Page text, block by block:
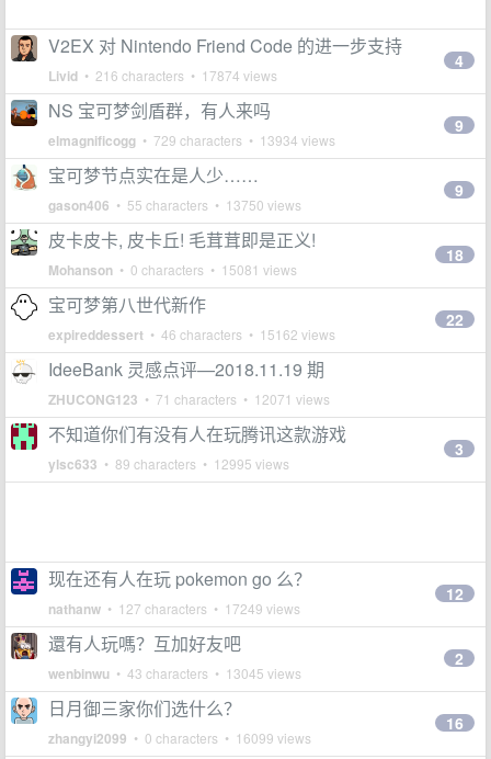
V2EX 对 Nintendo Friend Code 的进一步支持
Livid • 216 characters • 17874 views
4
NS 宝可梦剑盾群，有人来吗
elmagnificogg • 729 characters • 13934 views
9
宝可梦节点实在是人少……
gason406 • 55 characters • 13750 views
9
皮卡皮卡, 皮卡丘! 毛茸茸即是正义!
Mohanson • 0 characters • 15081 views
18
宝可梦第八世代新作
expireddessert • 46 characters • 15162 views
22
IdeeBank 灵感点评—2018.11.19 期
ZHUCONG123 • 71 characters • 12071 views
不知道你们有没有人在玩腾讯这款游戏
ylsc633 • 89 characters • 12995 views
3
现在还有人在玩 pokemon go 么？
nathanw • 127 characters • 17249 views
12
還有人玩嗎？互加好友吧
wenbinwu • 43 characters • 13045 views
2
日月御三家你们选什么？
zhangyi2099 • 0 characters • 16099 views
16